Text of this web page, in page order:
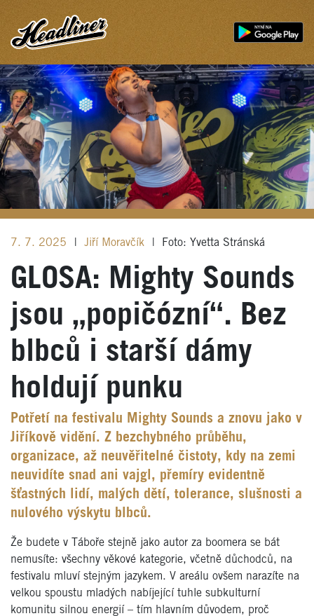
7. 7. 2025 Jiří Moravčík Foto: Yvetta Stránská
GLOSA: Mighty Sounds
jsou „popičózní“. Bez
blbců i starší dámy
holdují punku
Potřetí na festivalu Mighty Sounds a znovu jako v
Jiříkově vidění. Z bezchybného průběhu,
organizace, až neuvěřitelné čistoty, kdy na zemi
neuvidíte snad ani vajgl, přemíry evidentně
šťastných lidí, malých dětí, tolerance, slušnosti a
nulového výskytu blbců.
Že budete v Táboře stejně jako autor za boomera se bát
nemusíte: všechny věkové kategorie, včetně důchodců, na
festivalu mluví stejným jazykem. V areálu ovšem narazíte na
velkou spoustu mladých nabíjející tuhle subkulturní
komunitu silnou energií – tím hlavním důvodem, proč